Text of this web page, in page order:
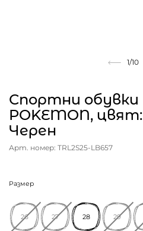
1/10
Спортни обувки
POKEMON, цвят:
Черен
Арт. номер: TRL2S25-LB657
Размер
26 27 28 29